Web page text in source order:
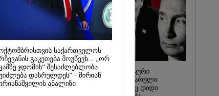
ჩაკეტილი „პოლიტიკური
სამკუთხედი“ - კულუარული
თამაშები, რომლებიც დიდი
საქართველოს
გაკეთება მოუწევს... „ორ
ჯდომის“ შესაძლებლობა
დასრულდეს“ - მირიან
ანალიზი